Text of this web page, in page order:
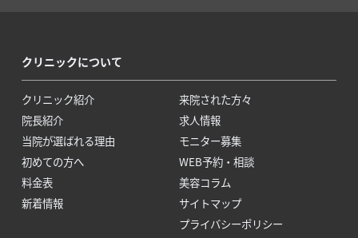
クリニックについて
クリニック紹介
院長紹介
当院が選ばれる理由
初めての方へ
料金表
新着情報
来院された方々
求人情報
モニター募集
WEB予約・相談
美容コラム
サイトマップ
プライバシーポリシー